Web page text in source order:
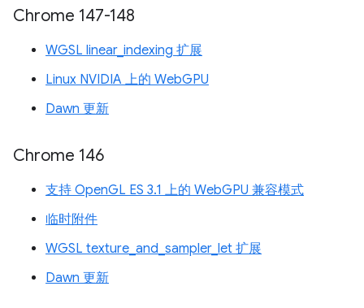
Chrome 147-148
WGSL linear_indexing 扩展
Linux NVIDIA 上的 WebGPU
Dawn 更新
Chrome 146
支持 OpenGL ES 3.1 上的 WebGPU 兼容模式
临时附件
WGSL texture_and_sampler_let 扩展
Dawn 更新